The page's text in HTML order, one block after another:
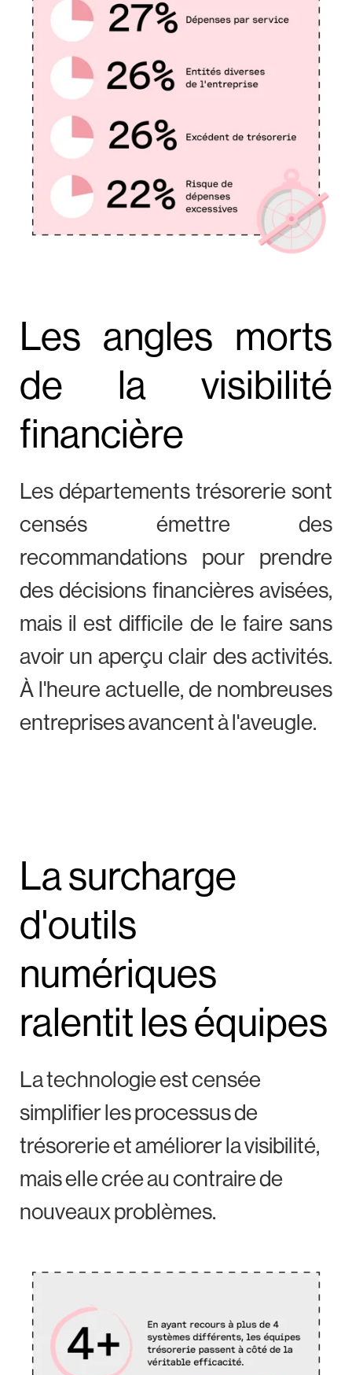
Les angles morts
de la visibilité
financière
Les départements trésorerie sont
censés émettre des
recommandations pour prendre
des décisions financières avisées,
mais il est difficile de le faire sans
avoir un aperçu clair des activités.
À l'heure actuelle, de nombreuses
entreprises avancent à l'aveugle.
La surcharge
d'outils
numériques
ralentit les équipes
La technologie est censée
simplifier les processus de
trésorerie et améliorer la visibilité,
mais elle crée au contraire de
nouveaux problèmes.